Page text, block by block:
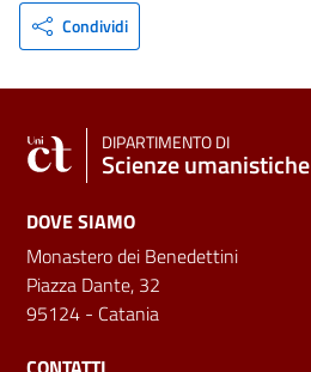
Condividi
DIPARTIMENTO DI
Scienze umanistiche
DOVE SIAMO
Monastero dei Benedettini
Piazza Dante, 32
95124 - Catania